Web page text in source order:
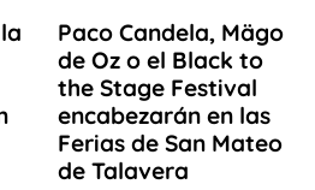
Paco Candela, Mägo
de Oz o el Black to
the Stage Festival
encabezarán en las
Ferias de San Mateo
de Talavera